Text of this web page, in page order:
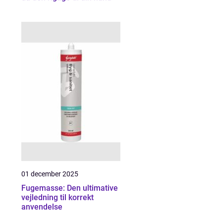
01 december 2025
Fugemasse: Den ultimative
vejledning til korrekt
anvendelse